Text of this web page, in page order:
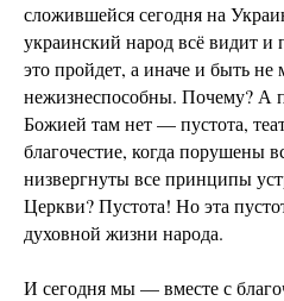
сложившейся сегодня на
украинский народ всё видит
это пройдет, а иначе и быть
нежизнеспособны. Почему? А
Божией там нет — пустота,
благочестие, когда порушены
низвергнуты все принципы
Церкви? Пустота! Но эта
духовной жизни народа.
И сегодня мы — вместе с